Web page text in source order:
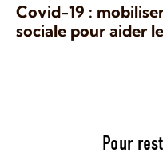
Covid-19 :
sociale pour aider
Pour